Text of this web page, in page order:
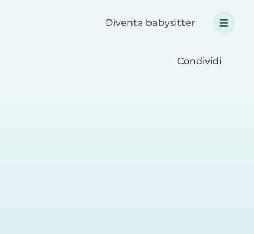
Diventa babysitter
Condividi